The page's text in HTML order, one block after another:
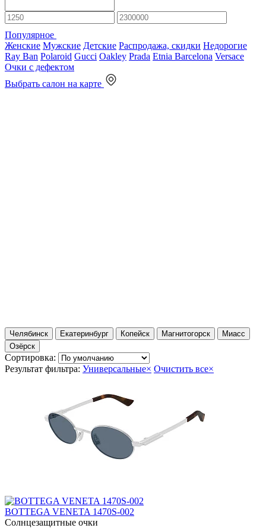
Популярное
Женские Мужские Детские Распродажа, скидки Недорогие
Ray Ban Polaroid Gucci Oakley Prada Etnia Barcelona Versace
Очки с дефектом
Выбрать салон на карте
Челябинск Екатеринбург Копейск Магнитогорск
Миасс
Озёрск
Сортировка:
Результат фильтра: Универсальные× Очистить все×
BOTTEGA VENETA 1470S-002
Солнцезащитные очки